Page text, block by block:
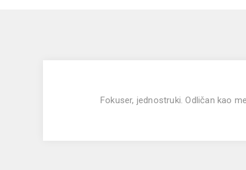
Fokuser, jednostruki.Odličan kao